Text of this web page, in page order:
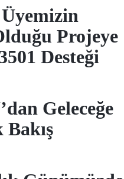
Projeye
Desteği
Geleceğe